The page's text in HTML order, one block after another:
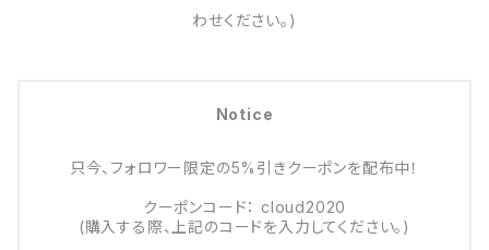
わせください。)
Notice
只今、フォロワー限定の5%引きクーポンを配布中！
クーポンコード： cloud2020
(購入する際、上記のコードを入力してください。)